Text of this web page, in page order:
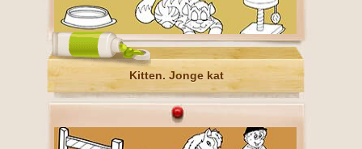
Kitten. Jonge kat